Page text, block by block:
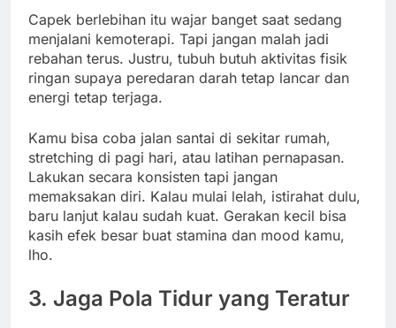
Capek berlebihan itu wajar banget saat sedang
menjalani kemoterapi. Tapi jangan malah jadi
rebahan terus. Justru, tubuh butuh aktivitas fisik
ringan supaya peredaran darah tetap lancar dan
energi tetap terjaga.
Kamu bisa coba jalan santai di sekitar rumah,
stretching di pagi hari, atau latihan pernapasan.
Lakukan secara konsisten tapi jangan
memaksakan diri. Kalau mulai lelah, istirahat dulu,
baru lanjut kalau sudah kuat. Gerakan kecil bisa
kasih efek besar buat stamina dan mood kamu,
lho.
3. Jaga Pola Tidur yang Teratur